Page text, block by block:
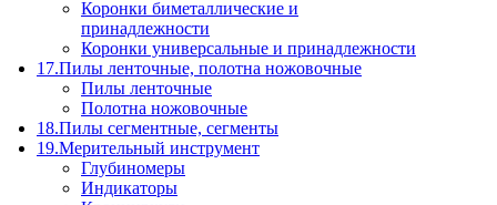
Коронки биметаллические и
принадлежности
Коронки универсальные и принадлежности
17.Пилы ленточные, полотна ножовочные
Пилы ленточные
Полотна ножовочные
18.Пилы сегментные, сегменты
19.Мерительный инструмент
Глубиномеры
Индикаторы